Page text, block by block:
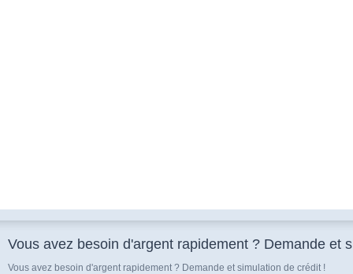
Vous avez besoin d'argent rapidement ? Demande et
Vous avez besoin d'argent rapidement ? Demande et simulation de crédit !